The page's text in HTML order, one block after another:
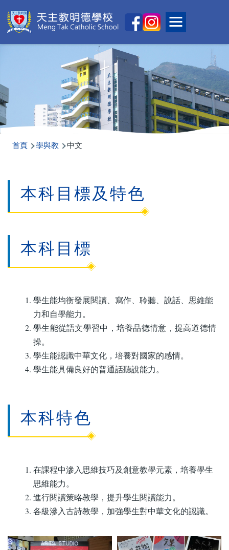
Toggle
Main
導
連
結
首頁 學與教 中文
本科目標及特色
本科目標
學生能均衡發展閱讀、寫作、聆聽、說話、思維能
力和自學能力。
學生能從語文學習中，培養品德情意，提高道德情
操。
學生能認識中華文化，培養對國家的感情。
學生能具備良好的普通話聽說能力。
本科特色
在課程中滲入思維技巧及創意教學元素，培養學生
思維能力。
進行閱讀策略教學，提升學生閱讀能力。
各級滲入古詩教學，加強學生對中華文化的認識。